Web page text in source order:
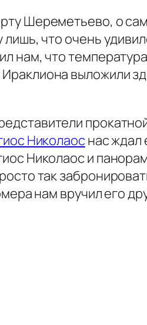
Шереметьево, о
что очень
нам, что
выложили
Николаоснас ждал
Николаос и
так
нам вручил его